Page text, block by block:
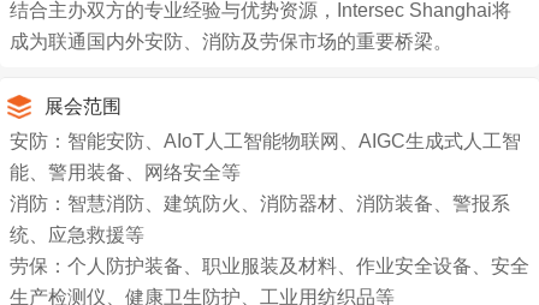
结合主办双方的专业经验与优势资源，Intersec Shanghai将
成为联通国内外安防、消防及劳保市场的重要桥梁。
展会范围
安防：智能安防、AIoT人工智能物联网、AIGC生成式人工智
能、警用装备、网络安全等
消防：智慧消防、建筑防火、消防器材、消防装备、警报系
统、应急救援等
劳保：个人防护装备、职业服装及材料、作业安全设备、安全
生产检测仪、健康卫生防护、工业用纺织品等